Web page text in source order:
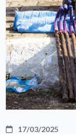
17/03/2025